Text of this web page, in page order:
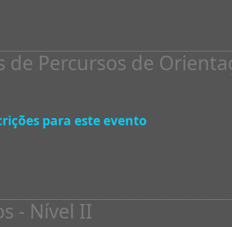
de Percursos de
para este evento
- Nível II